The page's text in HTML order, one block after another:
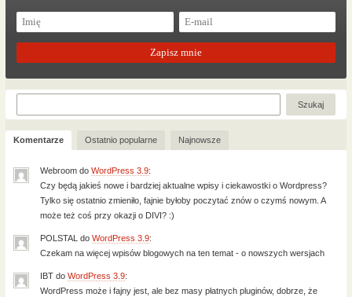
Komentarze Ostatnio popularne Najnowsze
Webroom do WordPress 3.9:
Czy będą jakieś nowe i bardziej aktualne wpisy i ciekawostki o Wordpress?
Tylko się ostatnio zmieniło, fajnie byłoby poczytać znów o czymś nowym. A
może też coś przy okazji o DIVI? :)
POLSTAL do WordPress 3.9:
Czekam na więcej wpisów blogowych na ten temat - o nowszych wersjach
IBT do WordPress 3.9:
WordPress może i fajny jest, ale bez masy płatnych pluginów, dobrze, że